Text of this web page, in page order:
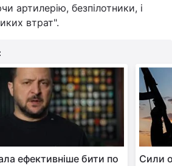
артилерію, безпілотники, і
втрат".
ефективніше бити по
Сили